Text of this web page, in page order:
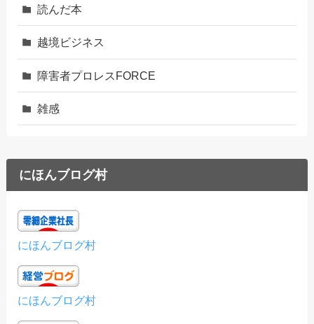
読んだ本
越境ビジネス
障害者プロレスFORCE
雑感
にほんブログ村
にほんブログ村
にほんブログ村